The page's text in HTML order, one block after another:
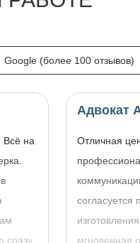
Google (более 100 отзывов)
Всё на
сразу,
Адвокат
Отличная
согласуется
мгновенная